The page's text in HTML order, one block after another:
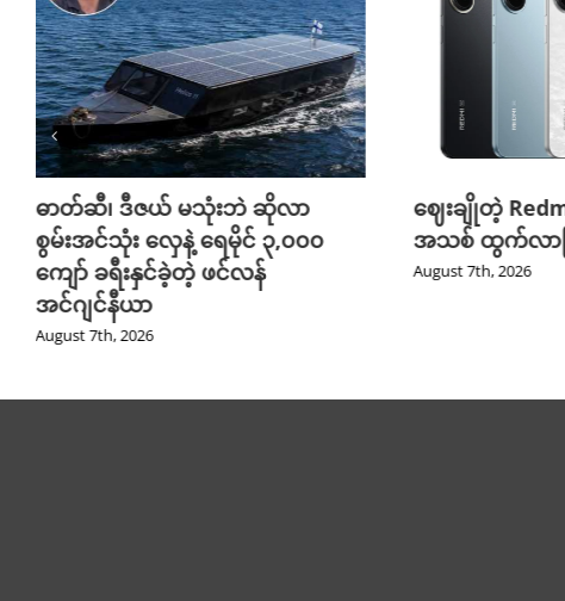
ဓာတ်ဆီ၊ ဒီဇယ် မသုံးဘဲ ဆိုလာ
စွမ်းအင်သုံး လှေနဲ့ ရေမိုင် ၃,၀၀၀
ကျော် ခရီးနှင်ခဲ့တဲ့ ဖင်လန်
အင်ဂျင်နီယာ
August 7th, 2026
ဈေးချိုတဲ့
အသစ် ထွက်လာ
August 7th, 2026